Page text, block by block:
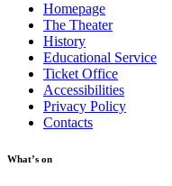
Homepage
The Theater
History
Educational Service
Ticket Office
Accessibilities
Privacy Policy
Contacts
What’s on